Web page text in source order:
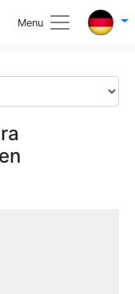
Menu